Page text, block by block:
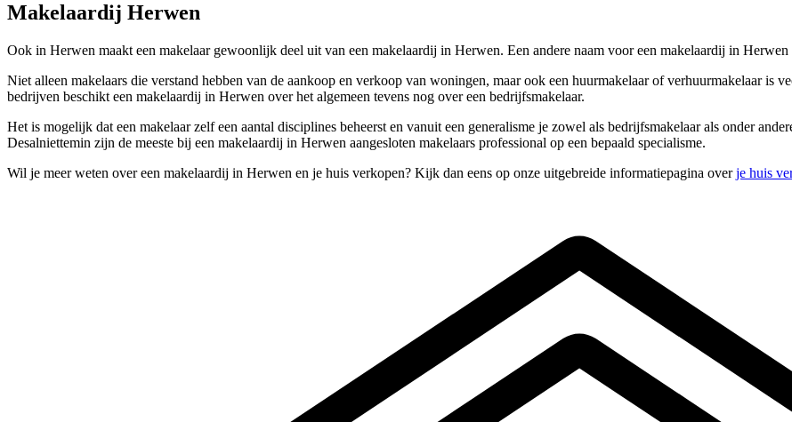
Makelaardij Herwen
Ook in Herwen maakt een makelaar gewoonlijk deel uit van een makelaardij in Herwen. Een andere naam voor een makelaardij in
Niet alleen makelaars die verstand hebben van de aankoop en verkoop van woningen, maar ook een huurmakelaar of verhuurmakelaar is
bedrijven beschikt een makelaardij in Herwen over het algemeen tevens nog over een bedrijfsmakelaar.
Het is mogelijk dat een makelaar zelf een aantal disciplines beheerst en vanuit een generalisme je zowel als bedrijfsmakelaar als onder
Desalniettemin zijn de meeste bij een makelaardij in Herwen aangesloten makelaars professional op een bepaald specialisme.
Wil je meer weten over een makelaardij in Herwen en je huis verkopen? Kijk dan eens op onze uitgebreide informatiepagina overje huis